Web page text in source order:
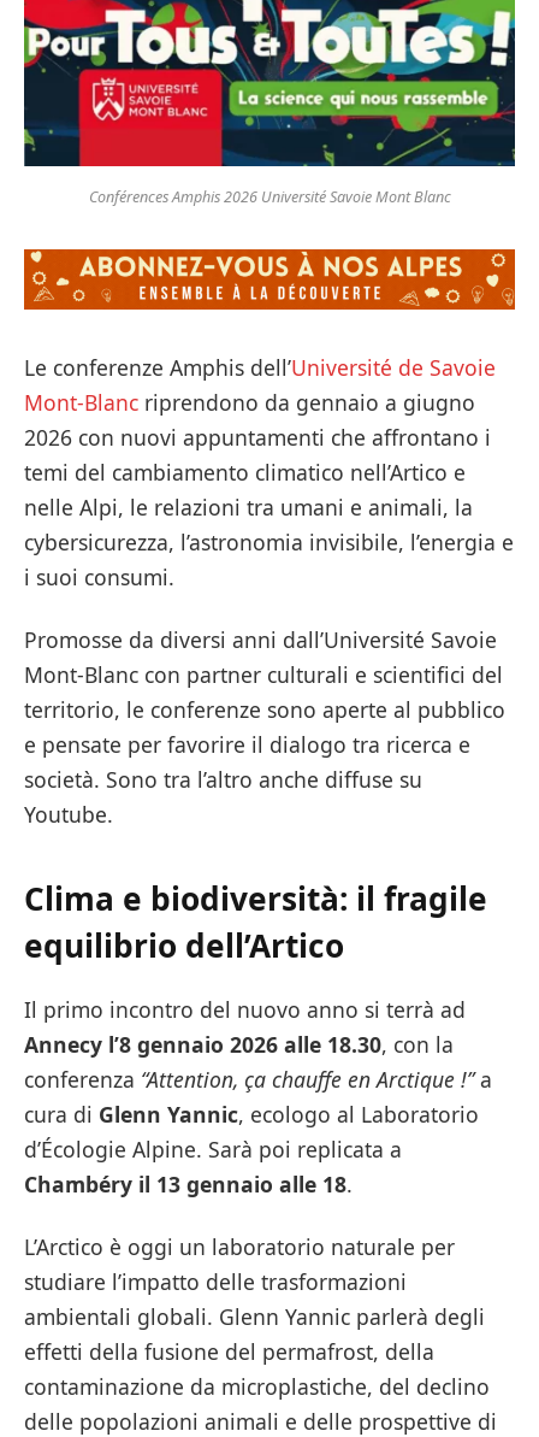
Conférences Amphis 2026 Université Savoie Mont Blanc
Le conferenze Amphis dell’Université de Savoie
Mont-Blanc riprendono da gennaio a giugno
2026 con nuovi appuntamenti che affrontano i
temi del cambiamento climatico nell’Artico e
nelle Alpi, le relazioni tra umani e animali, la
cybersicurezza, l’astronomia invisibile, l’energia e
i suoi consumi.
Promosse da diversi anni dall’Université Savoie
Mont-Blanc con partner culturali e scientifici del
territorio, le conferenze sono aperte al pubblico
e pensate per favorire il dialogo tra ricerca e
società. Sono tra l’altro anche diffuse su
Youtube.
Clima e biodiversità: il fragile
equilibrio dell’Artico
Il primo incontro del nuovo anno si terrà ad
Annecy l’8 gennaio 2026 alle 18.30, con la
conferenza “Attention, ça chauffe en Arctique !”a
cura di Glenn Yannic, ecologo al Laboratorio
d’Écologie Alpine. Sarà poi replicata a
Chambéry il 13 gennaio alle 18.
L’Arctico è oggi un laboratorio naturale per
studiare l’impatto delle trasformazioni
ambientali globali. Glenn Yannic parlerà degli
effetti della fusione del permafrost, della
contaminazione da microplastiche, del declino
delle popolazioni animali e delle prospettive di